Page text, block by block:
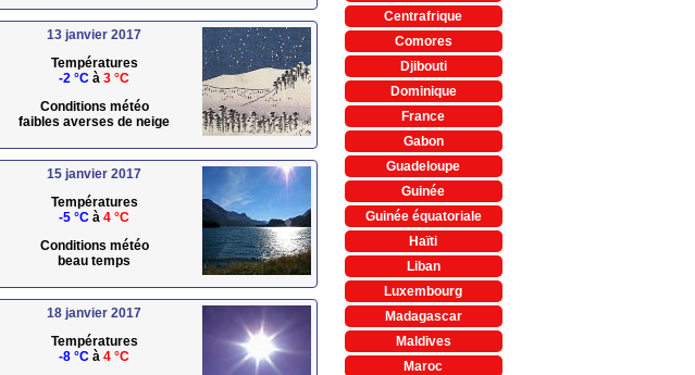
13 janvier 2017
Températures
-2 °C à 3 °C
Conditions météo
faibles averses de neige
15 janvier 2017
Températures
-5 °C à 4 °C
Conditions météo
beau temps
18 janvier 2017
Températures
-8 °C à 4 °C
Centrafrique
Comores
Djibouti
Dominique
France
Gabon
Guadeloupe
Guinée
Guinée équatoriale
Haïti
Liban
Luxembourg
Madagascar
Maldives
Maroc